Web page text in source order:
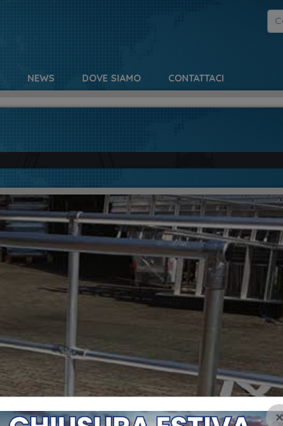
NEWS DOVE SIAMO CONTATTACI
×